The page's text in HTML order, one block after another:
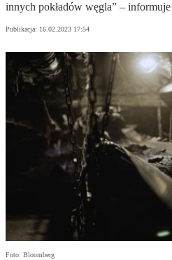
innych pokładów węgla” –
Publikacja: 16.02.2023 17:54
Foto: Bloomberg